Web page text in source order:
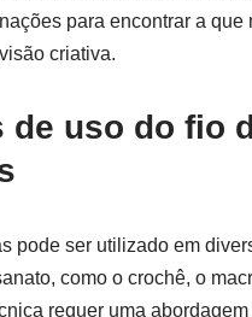
para encontrar a que
criativa.
de uso do fio
pode ser utilizado em
como o crochê, o
requer uma abordagem